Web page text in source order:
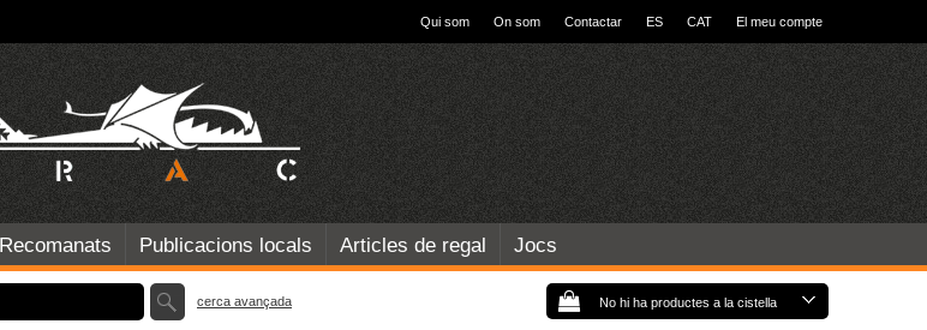
Qui som On som Contactar ES CAT El meu compte
Recomanats Publicacions locals Articles de regal Jocs
No hi ha productes a la cistella
cerca avançada